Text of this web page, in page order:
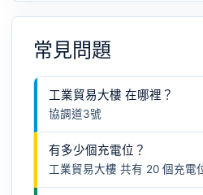
常見問題
工業貿易大樓 在哪裡？
協調道3號
有多少個充電位？
工業貿易大樓 共有 20 個充電